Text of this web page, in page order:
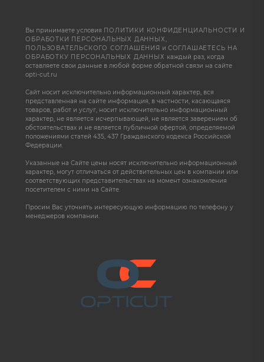
Вы принимаете условия ПОЛИТИКИ КОНФИДЕНЦИАЛЬНОСТИ И
ОБРАБОТКИ ПЕРСОНАЛЬНЫХ ДАННЫХ,
ПОЛЬЗОВАТЕЛЬСКОГО СОГЛАШЕНИЯ и СОГЛАШАЕТЕСЬ НА
ОБРАБОТКУ ПЕРСОНАЛЬНЫХ ДАННЫХ каждый раз, когда
оставляете свои данные в любой форме обратной связи на сайте
opti-cut.ru
Сайт носит исключительно информационный характер, вся
представленная на сайте информация, в частности, касающаяся
товаров, работ и услуг, носит исключительно информационный
характер, не является исчерпывающей, не является заверением об
обстоятельствах и не является публичной офертой, определяемой
положениями статей 435, 437 Гражданского кодекса Российской
Федерации.
Указанные на Сайте цены носят исключительно информационный
характер, могут отличаться от действительных цен в компании или
соответствующих представительствах на момент ознакомления
посетителем с ними на Сайте.
Просим Вас уточнять интересующую информацию по телефону у
менеджеров компании.